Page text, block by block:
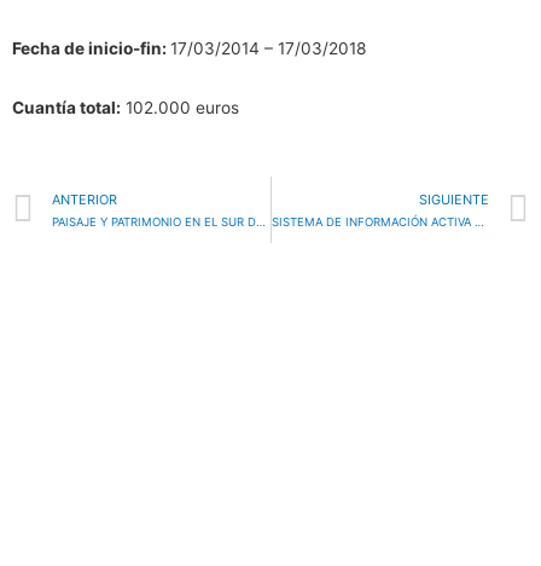
Fecha de inicio-fin: 17/03/2014 – 17/03/2018
Cuantía total: 102.000 euros
Ant
ANTERIOR SIGUIENTE